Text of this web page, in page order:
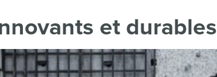
et durables